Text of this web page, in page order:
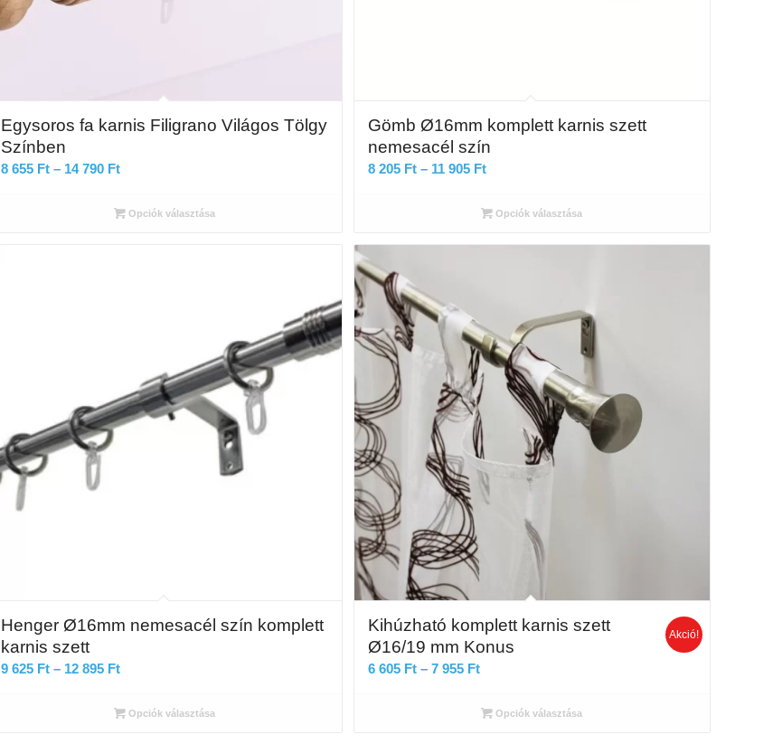
Egysoros fa karnis Filigrano Világos Tölgy
Színben
8 655 Ft – 14 790 FtÁrtartomány:
655 Ft
Opciók választása
Gömb Ø16mm komplett karnis szett
nemesacél szín
8 205 Ft – 11 905 FtÁrtartomány:
205 Ft
Opciók választása
Henger Ø16mm nemesacél szín komplett
karnis szett
9 625 Ft – 12 895 FtÁrtartomány:
625 Ft
Opciók választása
Kihúzható komplett karnis szett
Ø16/19 mm Konus
6 605 Ft – 7 955 FtÁrtartomány:
605 Ft
Akció!
Opciók választása